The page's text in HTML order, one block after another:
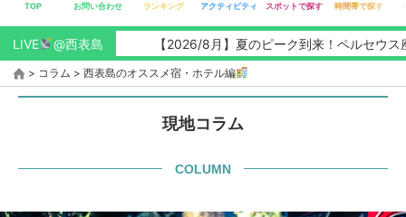
TOP お問い合わせ ランキング アクティビティ スポットで探す 時間帯で探す
LIVE @西表島 【2026/8月】夏のピーク到来！ペルセウス座
> コラム > 西表島のオススメ宿・ホテル編
現地コラム
COLUMN